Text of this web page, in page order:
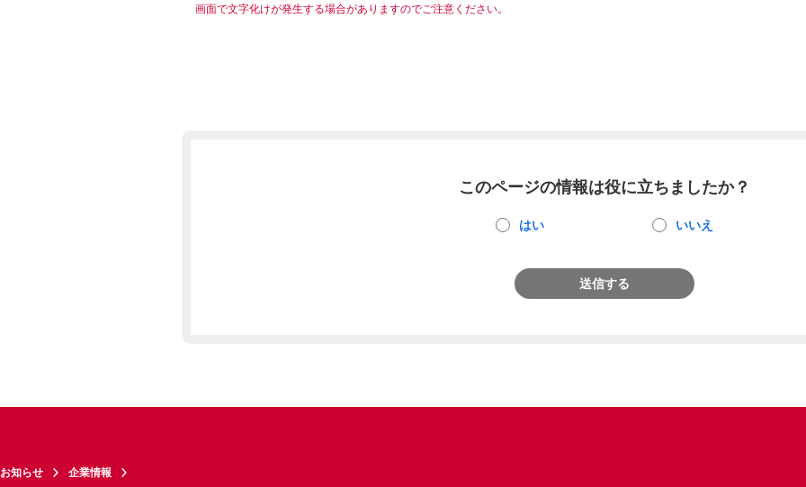
画面で文字化けが発生する場合がありますのでご注意ください。
このページの情報は役に立ちましたか？
はい いいえ
送信する
お知らせ 企業情報